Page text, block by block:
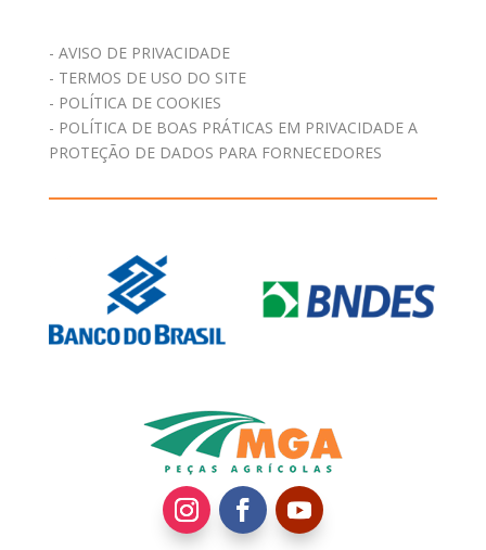
- AVISO DE PRIVACIDADE
- TERMOS DE USO DO SITE
- POLÍTICA DE COOKIES
- POLÍTICA DE BOAS PRÁTICAS EM PRIVACIDADE A
PROTEÇÃO DE DADOS PARA FORNECEDORES